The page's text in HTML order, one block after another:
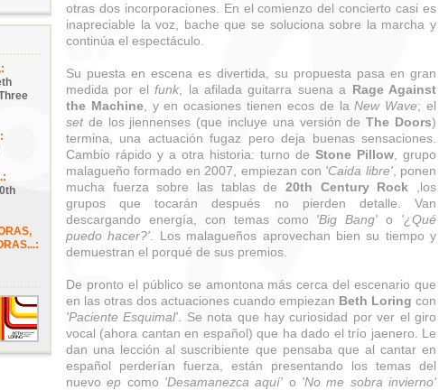
otras dos incorporaciones. En el comienzo del concierto casi es
inapreciable la voz, bache que se soluciona sobre la marcha y
continúa el espectáculo.
Su puesta en escena es divertida, su propuesta pasa en gran
medida por elfunk , la afilada guitarra suena a Rage Against
the Machine, y en ocasiones tienen ecos de laNew Wave; el
setde los jiennenses (que incluye una versión deThe Doors)
termina, una actuación fugaz pero deja buenas sensaciones.
Cambio rápido y a otra historia: turno de Stone Pillow , grupo
malagueño formado en 2007, empiezan con 'Caida libre', ponen
mucha fuerza sobre las tablas de 20th Century Rock ,los
grupos que tocarán después no pierden detalle. Van
descargando energía, con temas como 'Big Bang' o '¿Qué
puedo hacer?' . Los malagueños aprovechan bien su tiempo y
demuestran el porqué de sus premios.
De pronto el público se amontona más cerca del escenario que
en las otras dos actuaciones cuando empiezan Beth Loring con
'Paciente Esquimal' . Se nota que hay curiosidad por ver el giro
vocal (ahora cantan en español) que ha dado el trío jaenero. Le
dan una lección al suscribiente que pensaba que al cantar en
español perderían fuerza, están presentando los temas del
nuevoep como 'Desamanezca aquí' o 'No me sobra invierno'